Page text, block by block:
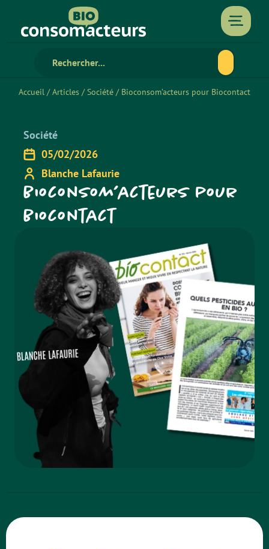
Accueil /Articles /Société / Bioconsom’acteurs pour Biocontact
Société
05/02/2026
Blanche Lafaurie
Bioconsom’acteurs pour
Biocontact